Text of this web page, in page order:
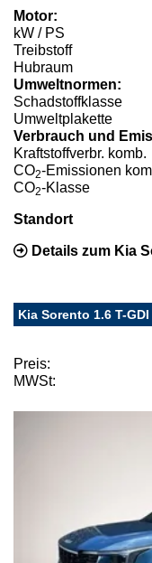
Motor:
kW / PS
Treibstoff
Hubraum
Umweltnormen:
Schadstoffklasse
Umweltplakette
Verbrauch und
Kraftstoffverbr. komb.
CO2-Emissionen
CO2-Klasse
Standort
Details zum Kia
Kia Sorento 1.6 T-
Preis:
MWSt: